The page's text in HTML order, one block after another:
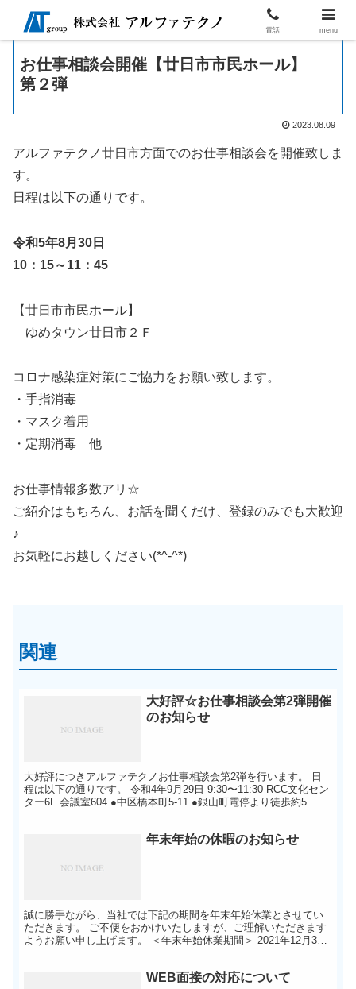
お仕事相談会開催【廿日市市民ホール】
第２弾
2023.08.09
アルファテクノ廿日市方面でのお仕事相談会を開催致しま
す。
日程は以下の通りです。
令和5年8月30日
10：15～11：45
【廿日市市民ホール】
ゆめタウン廿日市２Ｆ
コロナ感染症対策にご協力をお願い致します。
・手指消毒
・マスク着用
・定期消毒 他
お仕事情報多数アリ☆
ご紹介はもちろん、お話を聞くだけ、登録のみでも大歓迎
♪
お気軽にお越しください(*^-^*)
関連
大好評☆お仕事相談会第2弾開催
のお知らせ
大好評につきアルファテクノお仕事相談会第2弾を行います。 日
程は以下の通りです。 令和4年9月29日 9:30〜11:30 RCC文化セン
ター6F 会議室604 ●中区橋本町5-11 ●銀山町電停より徒歩約5
年末年始の休暇のお知らせ
誠に勝手ながら、当社では下記の期間を年末年始休業とさせてい
ただきます。 ご不便をおかけいたしますが、ご理解いただきます
ようお願い申し上げます。 ＜年末年始休業期間＞ 2021年12月30
WEB面接の対応について
menu
電話